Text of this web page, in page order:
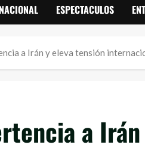
ESPECTACULOS
a Irán y eleva tensión
a